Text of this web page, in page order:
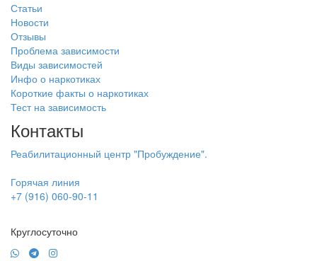
Статьи
Новости
Отзывы
Проблема зависимости
Виды зависимостей
Инфо о наркотиках
Короткие факты о наркотиках
Тест на зависимость
Контакты
Реабилитационный центр "Пробуждение".
Горячая линия
+7 (916) 060-90-11
Круглосуточно